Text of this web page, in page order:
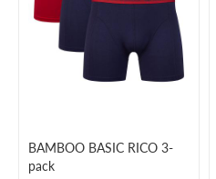
BAMBOO BASIC RICO 3-
pack